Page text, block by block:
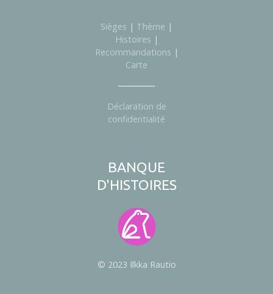
Sièges | Thème |
Histoires |
Recommandations |
Carte
Déclaration de
confidentialité
BANQUE
D'HISTOIRES
© 2023 Ilkka Rautio